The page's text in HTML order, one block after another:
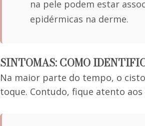
na pele podem estar
epidérmicas na derme.
SINTOMAS: COMO
Na maior parte do tempo, o
toque. Contudo, fique atento